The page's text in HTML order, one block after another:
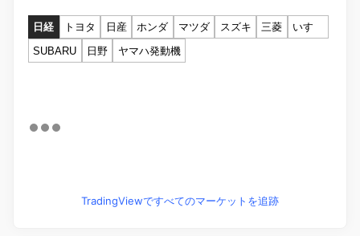
日経 トヨタ 日産 ホンダ マツダ スズキ 三菱
いすゞ
SUBARU
日野 ヤマハ発動機
TradingViewですべてのマーケットを追跡